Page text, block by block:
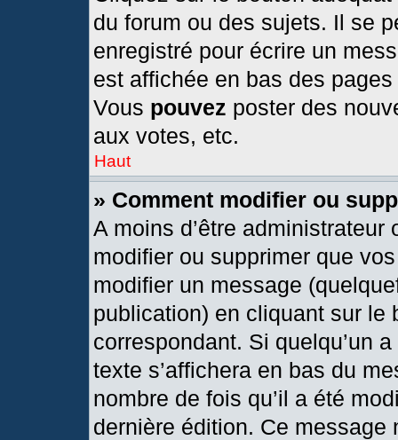
du forum ou des sujets. Il se
enregistré pour écrire un
est affichée en bas des
Vous pouvez poster des
aux votes, etc.
Haut
» Comment modifier ou
A moins d’être
modifier ou supprimer que
modifier un message
publication) en cliquant sur le
correspondant. Si quelqu’un
texte s’affichera en bas du
nombre de fois qu’il a été
dernière édition. Ce message